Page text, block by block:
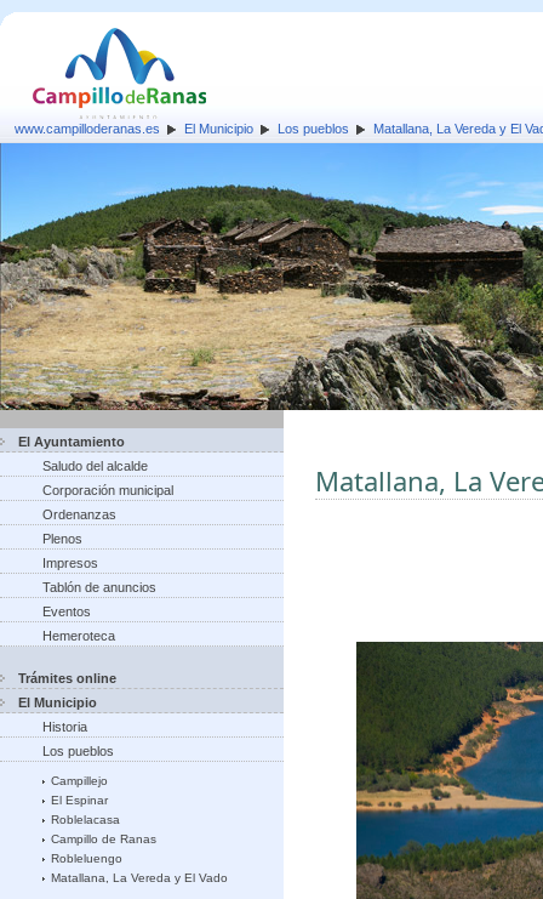
www.campilloderanas.es El Municipio Los pueblos Matallana, La Vereda y El
El Ayuntamiento
Saludo del alcalde
Corporación municipal
Ordenanzas
Plenos
Impresos
Tablón de anuncios
Eventos
Hemeroteca
Trámites online
El Municipio
Historia
Los pueblos
Campillejo
El Espinar
Roblelacasa
Campillo de Ranas
Robleluengo
Matallana, La Vereda y El Vado
Matallana, La